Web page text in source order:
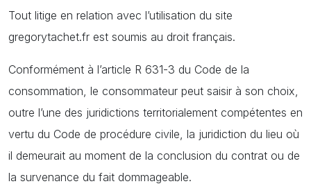
Tout litige en relation avec l’utilisation du site
gregorytachet.fr est soumis au droit français.
Conformément à l’article R 631-3 du Code de la
consommation, le consommateur peut saisir à son choix,
outre l’une des juridictions territorialement compétentes en
vertu du Code de procédure civile, la juridiction du lieu où
il demeurait au moment de la conclusion du contrat ou de
la survenance du fait dommageable.